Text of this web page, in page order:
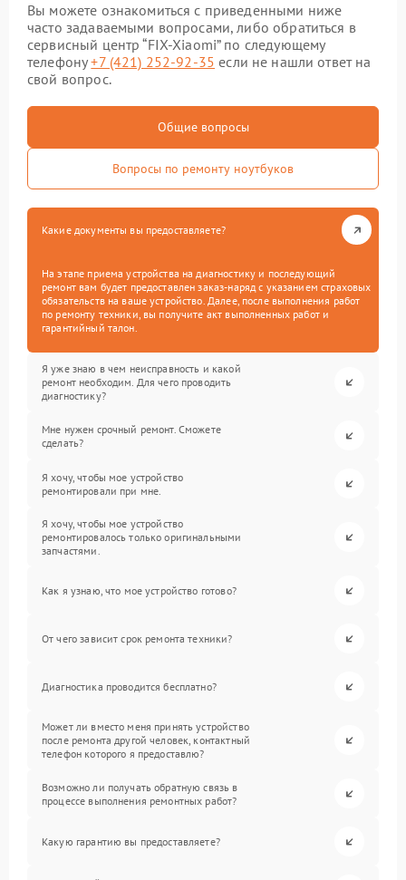
Вы можете ознакомиться с приведенными ниже
часто задаваемыми вопросами, либо обратиться в
сервисный центр “FIX-Xiaomi” по следующему
телефону+7 (421) 252-92-35 если не нашли ответ на
свой вопрос.
Общие вопросы
Вопросы по ремонту ноутбуков
Какие документы вы предоставляете?
На этапе приема устройства на диагностику и последующий
ремонт вам будет предоставлен заказ-наряд с указанием страховых
обязательств на ваше устройство. Далее, после выполнения работ
по ремонту техники, вы получите акт выполненных работ и
гарантийный талон.
Я уже знаю в чем неисправность и какой
ремонт необходим. Для чего проводить
диагностику?
Мне нужен срочный ремонт. Сможете
сделать?
Я хочу, чтобы мое устройство
ремонтировали при мне.
Я хочу, чтобы мое устройство
ремонтировалось только оригинальными
запчастями.
Как я узнаю, что мое устройство готово?
От чего зависит срок ремонта техники?
Диагностика проводится бесплатно?
Может ли вместо меня принять устройство
после ремонта другой человек, контактный
телефон которого я предоставлю?
Возможно ли получать обратную связь в
процессе выполнения ремонтных работ?
Какую гарантию вы предоставляете?